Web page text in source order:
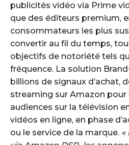
publicités vidéo via Prime
que des éditeurs premium,
consommateurs les plus
convertir au fil du temps,
objectifs de notoriété tels
fréquence. La solution
billions de signaux d’achat,
streaming sur Amazon pour
audiences sur la télévision
vidéos en ligne, en phase
ou le service de la marque. «